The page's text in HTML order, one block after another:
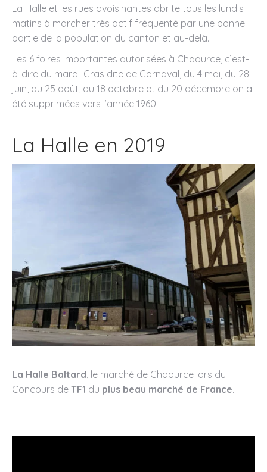
La Halle et les rues avoisinantes abrite tous les lundis
matins à marcher très actif fréquenté par une bonne
partie de la population du canton et au-delà.
Les 6 foires importantes autorisées à Chaource, c’est-
à-dire du mardi-Gras dite de Carnaval, du 4 mai, du 28
juin, du 25 août, du 18 octobre et du 20 décembre on a
été supprimées vers l’année 1960.
La Halle en 2019
La Halle Baltard, le marché de Chaource lors du
Concours de TF1 du plus beau marché de France.